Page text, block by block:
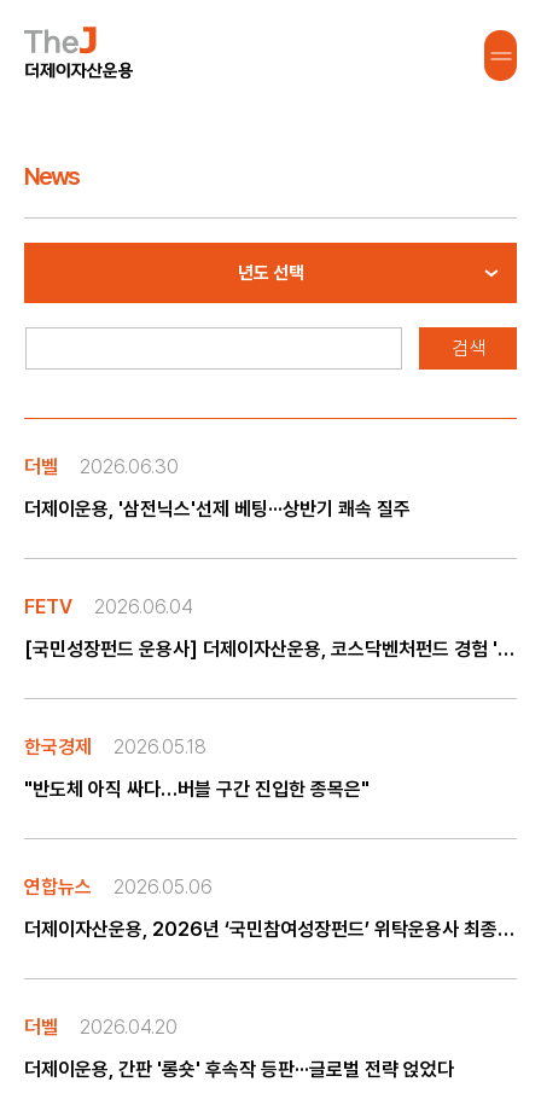
News
년도 선택
더벨
2026.06.30
더제이운용, '삼전닉스'선제 베팅···상반기 쾌속 질주
FETV
2026.06.04
[국민성장펀드 운용사] 더제이자산운용, 코스닥벤처펀드 경험 '성장기업' 딜 소싱
한국경제
2026.05.18
"반도체 아직 싸다…버블 구간 진입한 종목은"
연합뉴스
2026.05.06
더제이자산운용, 2026년 ‘국민참여성장펀드’ 위탁운용사 최종 선정
더벨
2026.04.20
더제이운용, 간판 '롱숏' 후속작 등판···글로벌 전략 얹었다